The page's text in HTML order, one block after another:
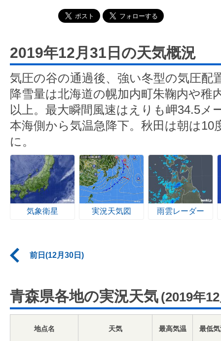
2019年12月31日の天気概況
気圧の谷の通過後、強い冬型の気圧配
降雪量は北海道の幌加内町朱鞠内や稚
以上。最大瞬間風速はえりも岬34.5メ
本海側から気温急降下。秋田は朝は10
に。
気象衛星 実況天気図 雨雲レーダー
前日(12月30日)
青森県各地の実況天気 (2019年
地点名 天気 最高気温 最低